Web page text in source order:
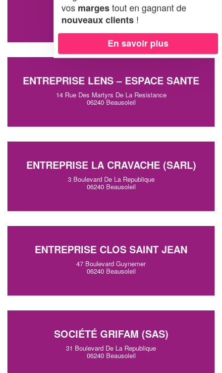
16 Chemin De L'usine Electrique
06240 Beausoleil
ENTREPRISE LENS – ESPACE SANTE
14 Rue Des Martyrs De La Resistance
06240 Beausoleil
ENTREPRISE LA CRAVACHE (SARL)
3 Boulevard De La Republique
06240 Beausoleil
ENTREPRISE CLOS SAINT JEAN
47 Boulevard Guynemer
06240 Beausoleil
SOCIÉTÉ GRIFAM (SAS)
31 Boulevard De La Republique
06240 Beausoleil
vos margestout en gagnant de
nouveaux clients !
En savoir plus